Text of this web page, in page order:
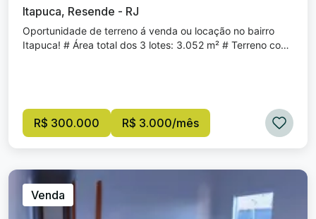
Itapuca, Resende - RJ
Oportunidade de terreno á venda ou locação no bairro
Itapuca! # Área total dos 3 lotes: 3.052 m² # Terreno com
Próximo de diversos estabelecimentos comerciais!
Endereço: Rua Euclides da Cunha, N° 76, Itapuca.
R$ 300.000 R$ 3.000/mês
Venda